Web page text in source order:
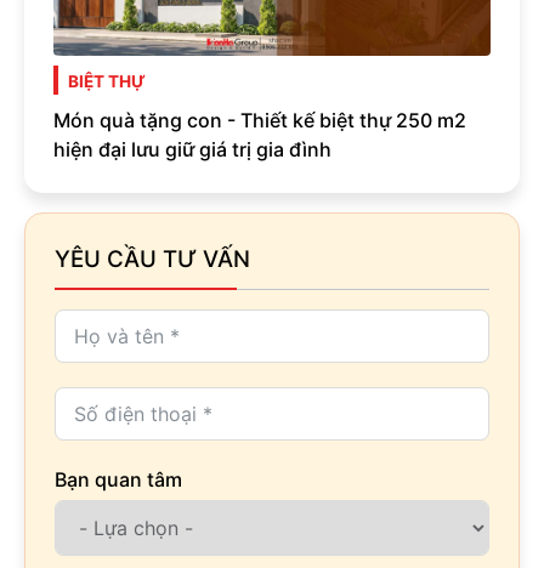
BIỆT THỰ
Món quà tặng con - Thiết kế biệt thự 250 m2
hiện đại lưu giữ giá trị gia đình
YÊU CẦU TƯ VẤN
Bạn quan tâm